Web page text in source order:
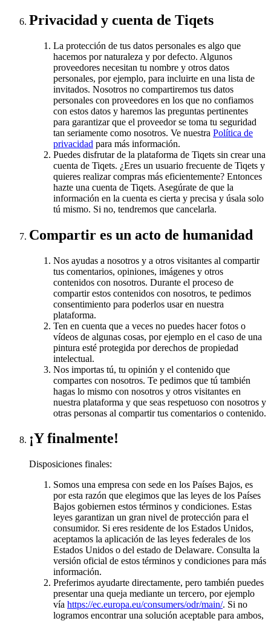
Privacidad y cuenta de Tiqets
La protección de tus datos personales es algo que
hacemos por naturaleza y por defecto. Algunos
proveedores necesitan tu nombre y otros datos
personales, por ejemplo, para incluirte en una lista de
invitados. Nosotros no compartiremos tus datos
personales con proveedores en los que no confiamos
con estos datos y haremos las preguntas pertinentes
para garantizar que el proveedor se toma tu seguridad
tan seriamente como nosotros. Ve nuestra Política de
privacidad para más información.
Puedes disfrutar de la plataforma de Tiqets sin crear una
cuenta de Tiqets. ¿Eres un usuario frecuente de Tiqets y
quieres realizar compras más eficientemente? Entonces
hazte una cuenta de Tiqets. Asegúrate de que la
información en la cuenta es cierta y precisa y úsala solo
tú mismo. Si no, tendremos que cancelarla.
Compartir es un acto de humanidad
Nos ayudas a nosotros y a otros visitantes al compartir
tus comentarios, opiniones, imágenes y otros
contenidos con nosotros. Durante el proceso de
compartir estos contenidos con nosotros, te pedimos
consentimiento para poderlos usar en nuestra
plataforma.
Ten en cuenta que a veces no puedes hacer fotos o
vídeos de algunas cosas, por ejemplo en el caso de una
pintura esté protegida por derechos de propiedad
intelectual.
Nos importas tú, tu opinión y el contenido que
compartes con nosotros. Te pedimos que tú también
hagas lo mismo con nosotros y otros visitantes en
nuestra plataforma y que seas respetuoso con nosotros y
otras personas al compartir tus comentarios o contenido.
¡Y finalmente!
Disposiciones finales:
Somos una empresa con sede en los Países Bajos, es
por esta razón que elegimos que las leyes de los Países
Bajos gobiernen estos términos y condiciones. Estas
leyes garantizan un gran nivel de protección para el
consumidor. Si eres residente de los Estados Unidos,
aceptamos la aplicación de las leyes federales de los
Estados Unidos o del estado de Delaware. Consulta la
versión oficial de estos términos y condiciones para más
información.
Preferimos ayudarte directamente, pero también puedes
presentar una queja mediante un tercero, por ejemplo
vía https://ec.europa.eu/consumers/odr/main/. Si no
logramos encontrar una solución aceptable para ambos,